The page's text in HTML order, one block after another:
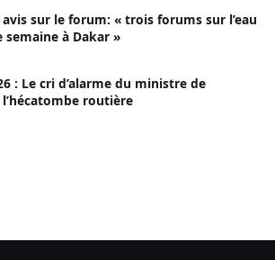
avis sur le forum: « trois forums sur l’eau
à Dakar »
: Le cri d’alarme du ministre de
routière